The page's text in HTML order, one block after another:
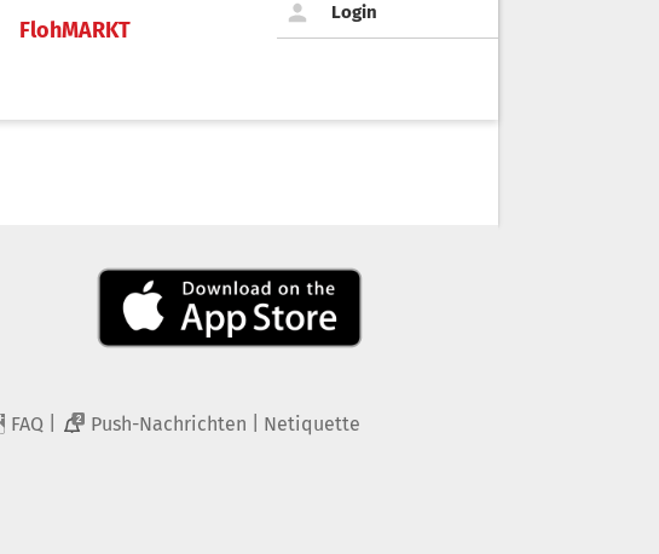
FlohMARKT
Login
FAQ 2 Push-Nachrichten Netiquette